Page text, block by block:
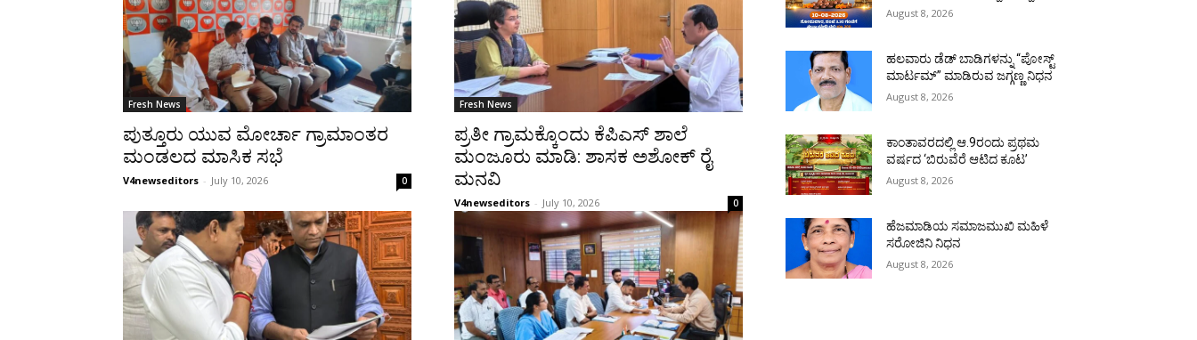
Fresh News
ಪುತ್ತೂರು ಯುವ ಮೋರ್ಚಾ ಗ್ರಾಮಾಂತರ
ಮಂಡಲದ ಮಾಸಿಕ ಸಭೆ
V4newseditors - July 10, 2026 0
Fresh News
ಪ್ರತೀ ಗ್ರಾಮಕ್ಕೊಂದು ಕೆಪಿಎಸ್ ಶಾಲೆ
ಮಂಜೂರು ಮಾಡಿ: ಶಾಸಕ ಅಶೋಕ್ ರೈ
ಮನವಿ
V4newseditors - July 10, 2026 0
August 8, 2026
ಹಲವಾರು ಡೆಡ್ ಬಾಡಿಗಳನ್ನು “ಪೋಸ್ಟ್
ಮಾರ್ಟಮ್” ಮಾಡಿರುವ ಜಗ್ಗಣ್ಣ ನಿಧನ
August 8, 2026
ಕಾಂತಾವರದಲ್ಲಿ ಆ.9ರಂದು ಪ್ರಥಮ
ವರ್ಷದ ‘ಬಿರುವೆರೆ ಆಟಿದ ಕೂಟ’
August 8, 2026
ಹೆಜಮಾಡಿಯ ಸಮಾಜಮುಖಿ ಮಹಿಳೆ
ಸರೋಜಿನಿ ನಿಧನ
August 8, 2026